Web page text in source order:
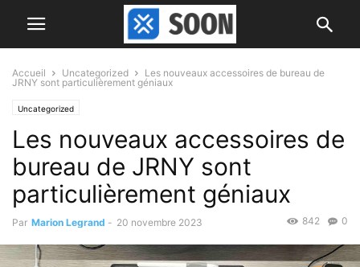
Accueil Uncategorized
Les nouveaux accessoires de bureau de
JRNY sont particulièrement géniaux
Uncategorized
Les nouveaux accessoires de
bureau de JRNY sont
particulièrement géniaux
Par Marion Legrand - 20 novembre 2023 0
842